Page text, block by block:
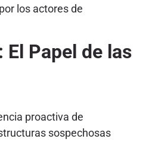
los actores de
Papel de las
proactiva de
sospechosas